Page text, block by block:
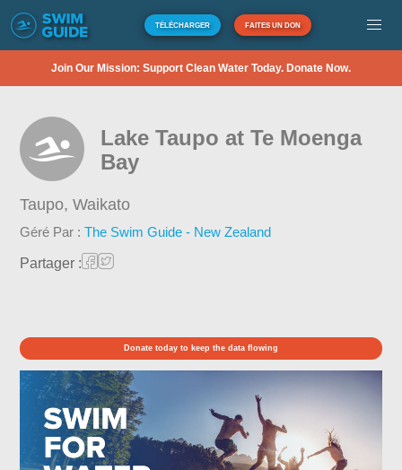
TÉLÉCHARGER FAITES UN DON
Join Our Mission: Support Clean Water Today. Donate Now.
Lake Taupo at Te Moenga
Bay
Taupo,Waikato
Géré Par :The Swim Guide - New Zealand
Partager :
Donate today to keep the data flowing